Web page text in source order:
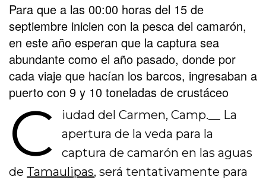
Para que a las 00:00 horas del 15 de
septiembre inicien con la pesca del camarón,
en este año esperan que la captura sea
abundante como el año pasado, donde por
cada viaje que hacían los barcos, ingresaban a
puerto con 9 y 10 toneladas de crustáceo
C
iudad del Carmen, Camp.__ La
apertura de la veda para la
captura de camarón en las aguas
de Tamaulipas, será tentativamente para